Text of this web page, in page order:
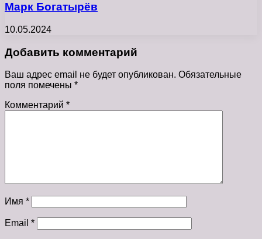
Марк Богатырёв
10.05.2024
Добавить комментарий
Ваш адрес email не будет опубликован. Обязательные
поля помечены *
Комментарий *
Имя *
Email *